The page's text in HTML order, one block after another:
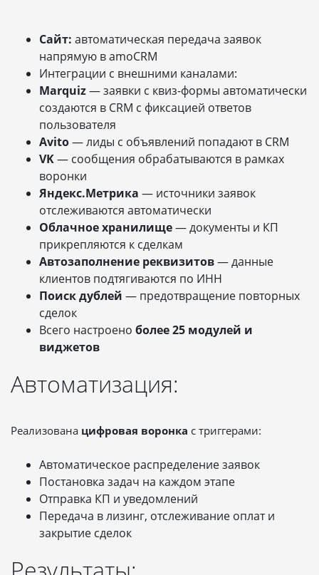
Сайт: автоматическая передача заявок
напрямую в amoCRM
Интеграции с внешними каналами:
Marquiz— заявки с квиз-формы автоматически
создаются в CRM с фиксацией ответов
пользователя
Avito— лиды с объявлений попадают в CRM
VK— сообщения обрабатываются в рамках
воронки
Яндекс.Метрика — источники заявок
отслеживаются автоматически
Облачное хранилище— документы и КП
прикрепляются к сделкам
Автозаполнение реквизитов— данные
клиентов подтягиваются по ИНН
Поиск дублей — предотвращение повторных
сделок
Всего настроено более 25 модулей и
виджетов
Автоматизация:
Реализована цифровая воронка с триггерами:
Автоматическое распределение заявок
Постановка задач на каждом этапе
Отправка КП и уведомлений
Передача в лизинг, отслеживание оплат и
закрытие сделок